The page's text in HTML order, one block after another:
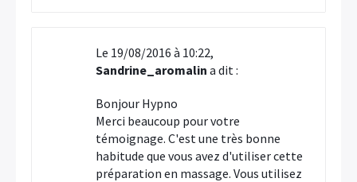
Le 19/08/2016 à 10:22,
Sandrine_aromalin a dit :
Bonjour Hypno
Merci beaucoup pour votre
témoignage. C'est une très bonne
habitude que vous avez d'utiliser cette
préparation en massage. Vous utilisez